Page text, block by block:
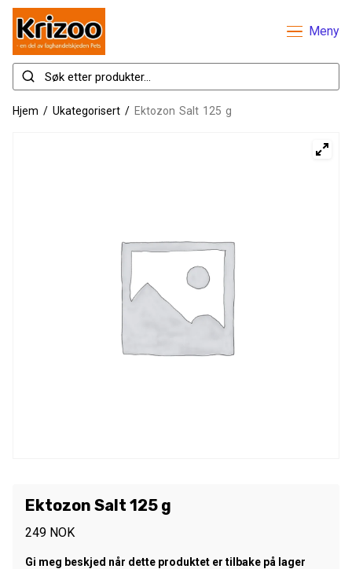
Meny
Hjem / Ukategorisert / Ektozon Salt 125 g
Ektozon Salt 125 g
249 NOK
Gi meg beskjed når dette produktet er tilbake på lager